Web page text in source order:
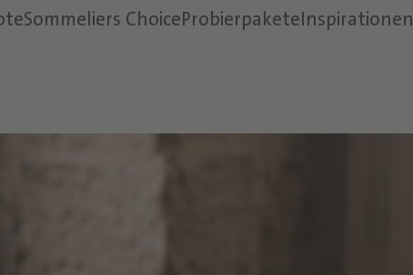
Sommeliers ChoiceProbierpaketeInspirationen